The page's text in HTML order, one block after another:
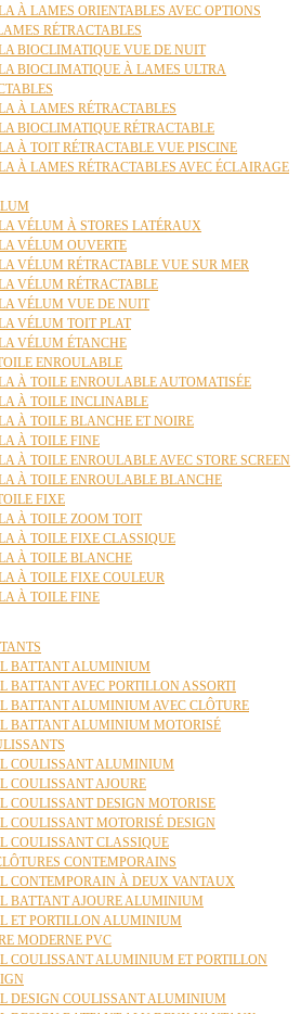
À LAMES ORIENTABLES AVEC OPTIONS
RÉTRACTABLES
BIOCLIMATIQUE VUE DE NUIT
BIOCLIMATIQUE À LAMES ULTRA
À LAMES RÉTRACTABLES
BIOCLIMATIQUE RÉTRACTABLE
À TOIT RÉTRACTABLE VUE PISCINE
À LAMES RÉTRACTABLES AVEC ÉCLAIRAGE
VÉLUM À STORES LATÉRAUX
VÉLUM OUVERTE
VÉLUM RÉTRACTABLE VUE SUR MER
VÉLUM RÉTRACTABLE
VÉLUM VUE DE NUIT
VÉLUM TOIT PLAT
VÉLUM ÉTANCHE
ENROULABLE
À TOILE ENROULABLE AUTOMATISÉE
À TOILE INCLINABLE
À TOILE BLANCHE ET NOIRE
À TOILE FINE
À TOILE ENROULABLE AVEC STORE SCREEN
À TOILE ENROULABLE BLANCHE
FIXE
À TOILE ZOOM TOIT
À TOILE FIXE CLASSIQUE
À TOILE BLANCHE
À TOILE FIXE COULEUR
À TOILE FINE
BATTANT ALUMINIUM
BATTANT AVEC PORTILLON ASSORTI
BATTANT ALUMINIUM AVEC CLÔTURE
BATTANT ALUMINIUM MOTORISÉ
COULISSANT ALUMINIUM
COULISSANT AJOURE
COULISSANT DESIGN MOTORISE
COULISSANT MOTORISÉ DESIGN
COULISSANT CLASSIQUE
CONTEMPORAINS
CONTEMPORAIN À DEUX VANTAUX
BATTANT AJOURE ALUMINIUM
ET PORTILLON ALUMINIUM
MODERNE PVC
COULISSANT ALUMINIUM ET PORTILLON
DESIGN COULISSANT ALUMINIUM